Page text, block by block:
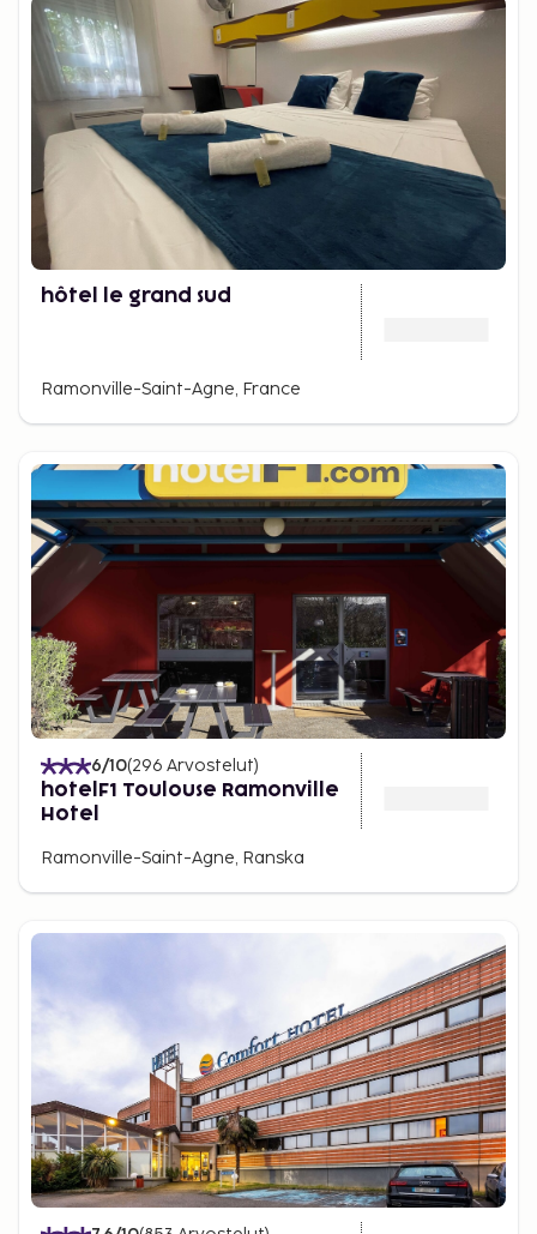
hôtel le grand sud
Ramonville-Saint-Agne, France
6/10(296 Arvostelut)
hotelF1 Toulouse Ramonville
Hotel
Ramonville-Saint-Agne, Ranska